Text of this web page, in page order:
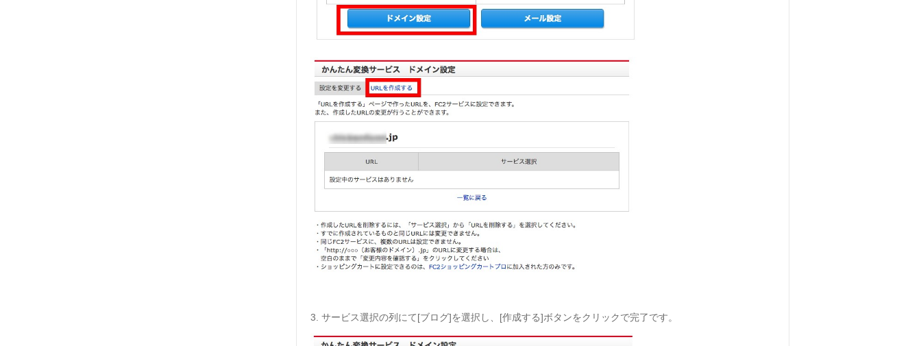
3. サービス選択の列にて[ブログ]を選択し、[作成する]ボタンをクリックで完了です。